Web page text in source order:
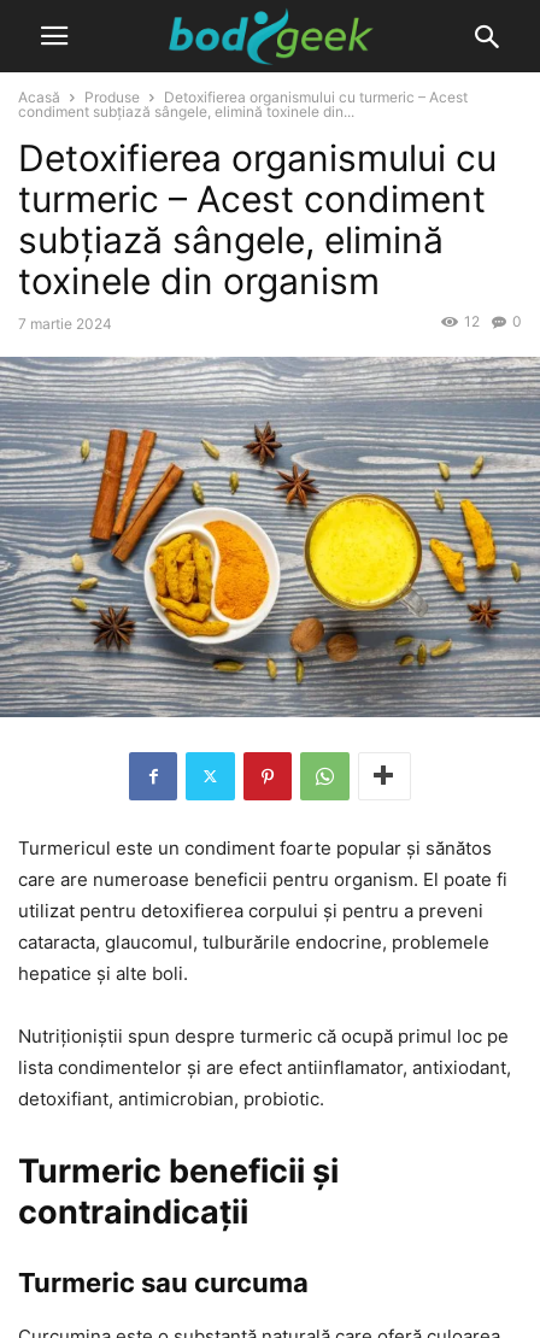
Acasă Produse
Detoxifierea organismului cu turmeric – Acest
condiment subțiază sângele, elimină toxinele din...
Detoxifierea organismului cu
turmeric – Acest condiment
subțiază sângele, elimină
toxinele din organism
7 martie 2024 0
12
Turmericul este un condiment foarte popular și sănătos
care are numeroase beneficii pentru organism. El poate fi
utilizat pentru detoxifierea corpului și pentru a preveni
cataracta, glaucomul, tulburările endocrine, problemele
hepatice și alte boli.
Nutriționiștii spun despre turmeric că ocupă primul loc pe
lista condimentelor și are efect antiinflamator, antixiodant,
detoxifiant, antimicrobian, probiotic.
Turmeric beneficii și
contraindicații
Turmeric sau curcuma